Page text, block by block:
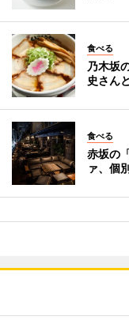
食べる
乃木坂
史さん
食べる
赤坂の
ァ、個